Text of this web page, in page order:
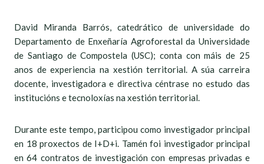
David Miranda Barrós, catedrático de universidade do
Departamento de Enxeñaría Agroforestal da Universidade
de Santiago de Compostela (USC); conta con máis de 25
anos de experiencia na xestión territorial. A súa carreira
docente, investigadora e directiva céntrase no estudo das
institucións e tecnoloxías na xestión territorial.
Durante este tempo, participou como investigador principal
en 18 proxectos de I+D+i. Tamén foi investigador principal
en 64 contratos de investigación con empresas privadas e